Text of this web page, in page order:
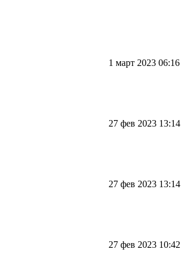
1 март 2023 06:16
27 фев 2023 13:14
27 фев 2023 13:14
27 фев 2023 10:42